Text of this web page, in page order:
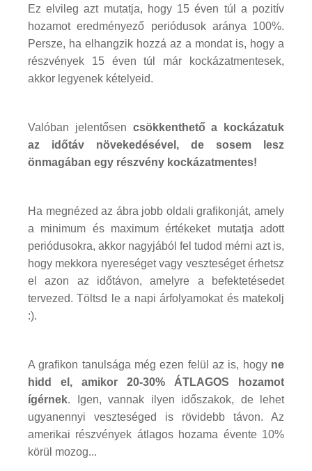
Ez elvileg azt mutatja, hogy 15 éven túl a pozitív
hozamot eredményező periódusok aránya 100%.
Persze, ha elhangzik hozzá az a mondat is, hogy a
részvények 15 éven túl már kockázatmentesek,
akkor legyenek kételyeid.
Valóban jelentősen csökkenthető a kockázatuk
az időtáv növekedésével, de
sosem lesz
önmagában egy részvény kockázatmentes!
Ha megnézed az ábra jobb oldali grafikonját, amely
a minimum és maximum értékeket mutatja adott
periódusokra, akkor nagyjából fel tudod mérni azt is,
hogy mekkora nyereséget vagy veszteséget érhetsz
el azon az időtávon, amelyre a befektetésedet
tervezed. Töltsd le a napi árfolyamokat és matekolj
:).
A grafikon tanulsága még ezen felül az is, hogy ne
hidd el, amikor 20-30% ÁTLAGOS hozamot
ígérnek. Igen, vannak ilyen időszakok, de lehet
ugyanennyi veszteséged is rövidebb távon. Az
amerikai részvények átlagos hozama évente 10%
körül mozog...